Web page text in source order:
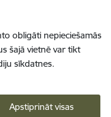
obligāti nepieciešamās
šajā vietnē var tikt
sīkdatnes.
Apstiprināt visas